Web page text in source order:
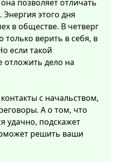
позволяет отличать
этого дня
в обществе. В четверг
только верить в себя, в
если такой
отложить дело на
с начальством,
А о том, что
удачно, подскажет
решить ваши